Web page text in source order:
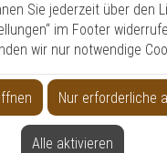
Sie jederzeit über den
im Footer
wir nur notwendige
Nur erforderliche
Alle aktivieren